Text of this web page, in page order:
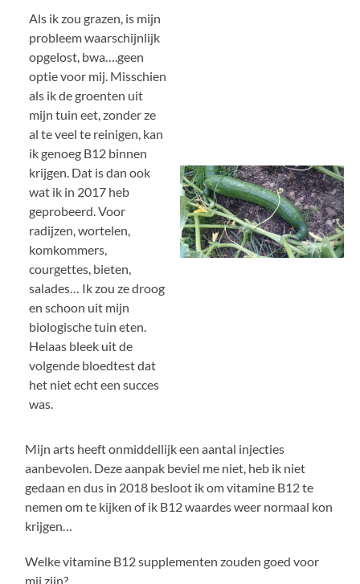
Als ik zou grazen, is mijn
probleem waarschijnlijk
opgelost, bwa….geen
optie voor mij. Misschien
als ik de groenten uit
mijn tuin eet, zonder ze
al te veel te reinigen, kan
ik genoeg B12 binnen
krijgen. Dat is dan ook
wat ik in 2017 heb
geprobeerd. Voor
radijzen, wortelen,
komkommers,
courgettes, bieten,
salades… Ik zou ze droog
en schoon uit mijn
biologische tuin eten.
Helaas bleek uit de
volgende bloedtest dat
het niet echt een succes
was.
Mijn arts heeft onmiddellijk een aantal injecties
aanbevolen. Deze aanpak beviel me niet, heb ik niet
gedaan en dus in 2018 besloot ik om vitamine B12 te
nemen om te kijken of ik B12 waardes weer normaal kon
krijgen…
Welke vitamine B12 supplementen zouden goed voor
mij zijn?